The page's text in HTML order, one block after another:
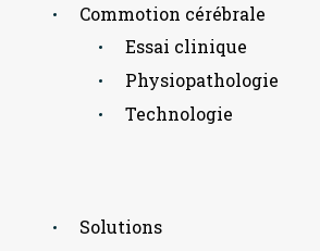
Commotion cérébrale
Essai clinique
Physiopathologie
Technologie
Solutions